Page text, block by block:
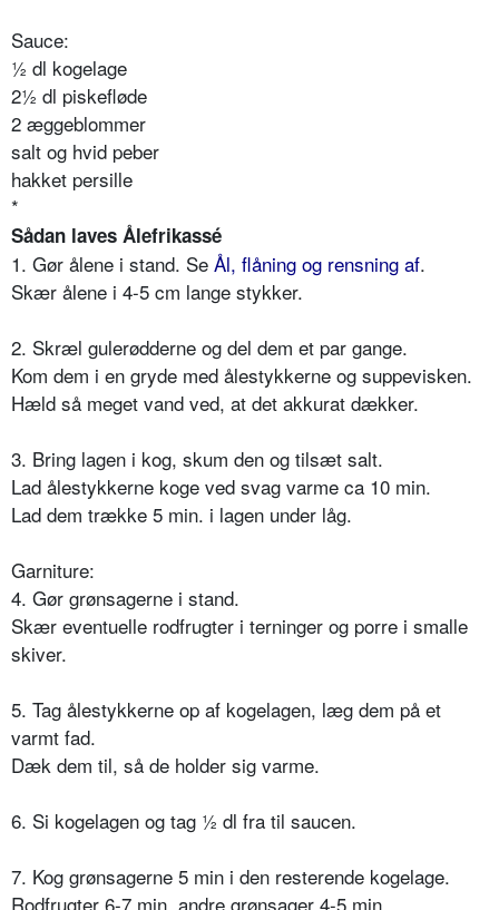
Sauce:
½ dl kogelage
2½ dl piskefløde
2 æggeblommer
salt og hvid peber
hakket persille
*
Sådan laves Ålefrikassé
1. Gør ålene i stand. Se Ål, flåning og rensning af.
Skær ålene i 4-5 cm lange stykker.
2. Skræl gulerødderne og del dem et par gange.
Kom dem i en gryde med ålestykkerne og suppevisken.
Hæld så meget vand ved, at det akkurat dækker.
3. Bring lagen i kog, skum den og tilsæt salt.
Lad ålestykkerne koge ved svag varme ca 10 min.
Lad dem trække 5 min. i lagen under låg.
Garniture:
4. Gør grønsagerne i stand.
Skær eventuelle rodfrugter i terninger og porre i smalle
skiver.
5. Tag ålestykkerne op af kogelagen, læg dem på et
varmt fad.
Dæk dem til, så de holder sig varme.
6. Si kogelagen og tag ½ dl fra til saucen.
7. Kog grønsagerne 5 min i den resterende kogelage.
Rodfrugter 6-7 min, andre grønsager 4-5 min.